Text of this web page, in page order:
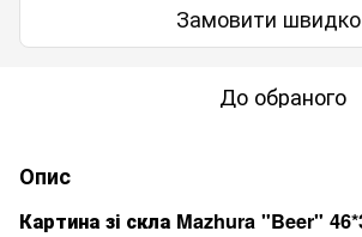
Замовити швидко
До обраного
Опис
Картина зі скла Mazhura "Beer"